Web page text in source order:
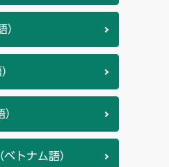
）
トナム語）